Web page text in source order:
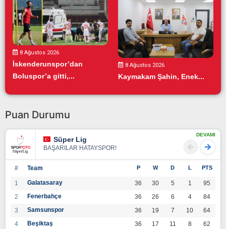
8 Ağustos 2026
İskenderunspor’dan
Boluspor’a gitti,...
8 Ağustos 2026
Kaymakam Şahin, Enek...
Puan Durumu
Süper Lig
BAŞARILAR HATAYSPOR!
DEVAMI
# Team P W D L PTS
1 Galatasaray 36 30 5 1
95
2
Fenerbahçe 36 26 6 4
84
3
Samsunspor 36 19 7 10
64
4
Beşiktaş 36 17 11 8
62